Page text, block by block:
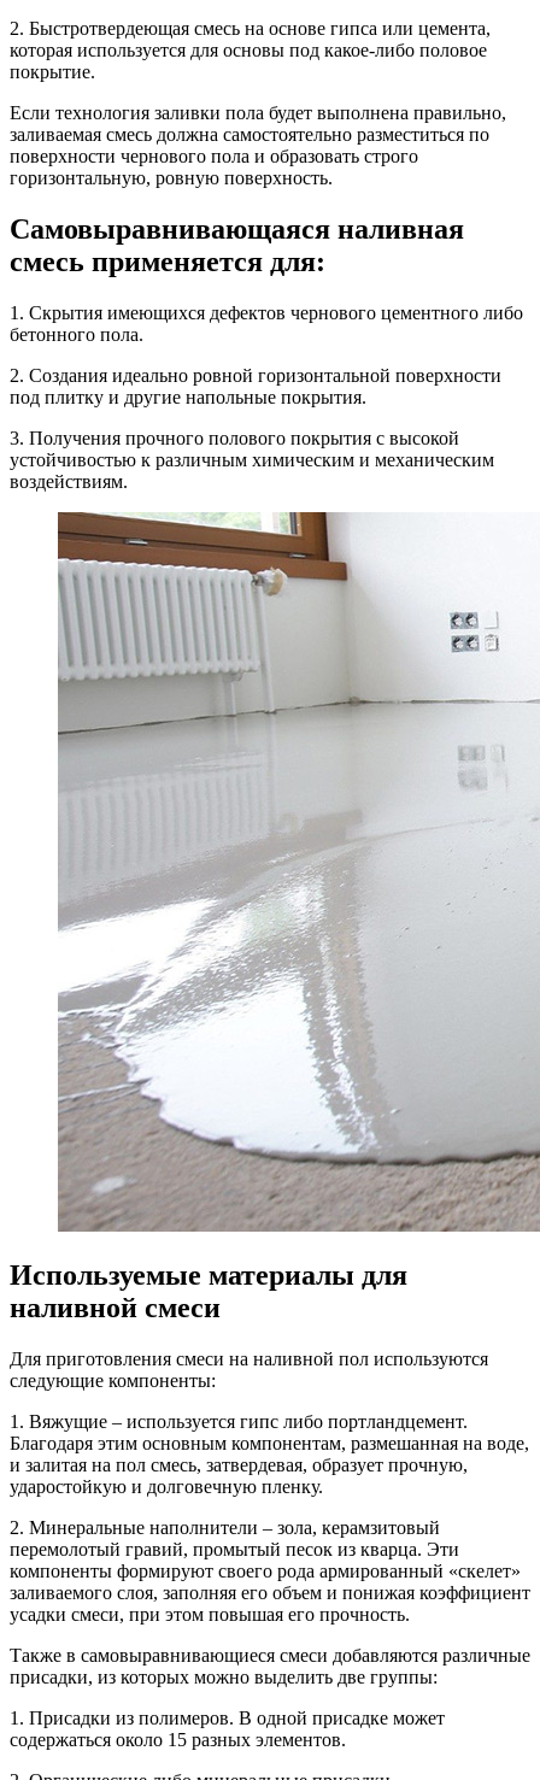
2. Быстротвердеющая смесь на основе гипса или цемента,
которая используется для основы под какое-либо половое
покрытие.
Если технология заливки пола будет выполнена правильно,
заливаемая смесь должна самостоятельно разместиться по
поверхности чернового пола и образовать строго
горизонтальную, ровную поверхность.
Самовыравнивающаяся наливная
смесь применяется для:
1. Скрытия имеющихся дефектов чернового цементного либо
бетонного пола.
2. Создания идеально ровной горизонтальной поверхности
под плитку и другие напольные покрытия.
3. Получения прочного полового покрытия с высокой
устойчивостью к различным химическим и механическим
воздействиям.
Используемые материалы для
наливной смеси
Для приготовления смеси на наливной пол используются
следующие компоненты:
1. Вяжущие – используется гипс либо портландцемент.
Благодаря этим основным компонентам, размешанная на воде,
и залитая на пол смесь, затвердевая, образует прочную,
ударостойкую и долговечную пленку.
2. Минеральные наполнители – зола, керамзитовый
перемолотый гравий, промытый песок из кварца. Эти
компоненты формируют своего рода армированный «скелет»
заливаемого слоя, заполняя его объем и понижая коэффициент
усадки смеси, при этом повышая его прочность.
Также в самовыравнивающиеся смеси добавляются различные
присадки, из которых можно выделить две группы:
1. Присадки из полимеров. В одной присадке может
содержаться около 15 разных элементов.